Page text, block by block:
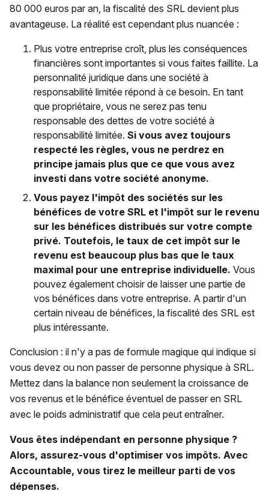
80 000 euros par an, la fiscalité des SRL devient plus
avantageuse. La réalité est cependant plus nuancée :
Plus votre entreprise croît, plus les conséquences
financières sont importantes si vous faites faillite. La
personnalité juridique dans une société à
responsabilité limitée répond à ce besoin. En tant
que propriétaire, vous ne serez pas tenu
responsable des dettes de votre société à
responsabilité limitée. Si vous avez toujours
respecté les règles, vous ne perdrez en
principe jamais plus que ce que vous avez
investi dans votre société anonyme.
Vous payez l'impôt des sociétés sur les
bénéfices de votre SRL et l'impôt sur le revenu
sur les bénéfices distribués sur votre compte
privé. Toutefois, le taux de cet impôt sur le
revenu est beaucoup plus bas que le taux
maximal pour une entreprise individuelle. Vous
pouvez également choisir de laisser une partie de
vos bénéfices dans votre entreprise. A partir d'un
certain niveau de bénéfices, la fiscalité des SRL est
plus intéressante.
Conclusion : il n'y a pas de formule magique qui indique si
vous devez ou non passer de personne physique à SRL.
Mettez dans la balance non seulement la croissance de
vos revenus et le bénéfice éventuel de passer en SRL
avec le poids administratif que cela peut entraîner.
Vous êtes indépendant en personne physique ?
Alors, assurez-vous d'optimiser vos impôts. Avec
Accountable, vous tirez le meilleur parti de vos
dépenses.